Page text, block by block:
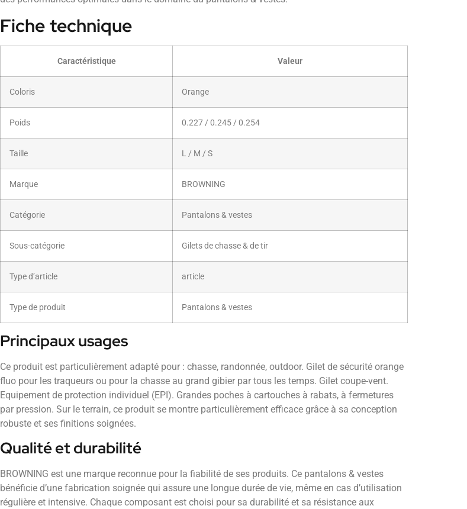
Fiche technique
Caractéristique Valeur
Coloris Orange
Poids 0.227 / 0.245 / 0.254
Taille L / M / S
Marque BROWNING
Catégorie Pantalons & vestes
Sous-catégorie Gilets de chasse & de tir
Type d’article article
Type de produit Pantalons & vestes
Principaux usages
Ce produit est particulièrement adapté pour : chasse, randonnée, outdoor. Gilet de sécurité orange
fluo pour les traqueurs ou pour la chasse au grand gibier par tous les temps. Gilet coupe-vent.
Equipement de protection individuel (EPI). Grandes poches à cartouches à rabats, à fermetures
par pression. Sur le terrain, ce produit se montre particulièrement efficace grâce à sa conception
robuste et ses finitions soignées.
Qualité et durabilité
BROWNING est une marque reconnue pour la fiabilité de ses produits. Ce pantalons & vestes
bénéficie d’une fabrication soignée qui assure une longue durée de vie, même en cas d’utilisation
régulière et intensive. Chaque composant est choisi pour sa durabilité et sa résistance aux